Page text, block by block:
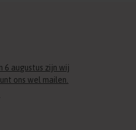
6 augustus zijn wij
ons wel mailen.